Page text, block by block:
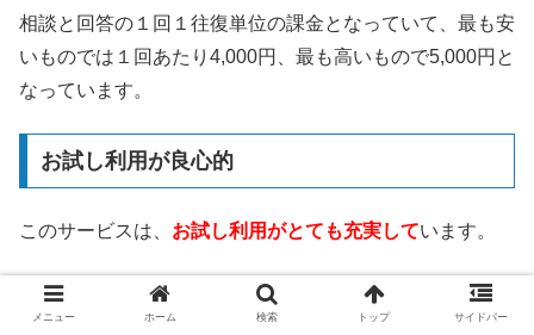
相談と回答の１回１往復単位の課金となっていて、最も安
いものでは１回あたり4,000円、最も高いもので5,000円と
なっています。
お試し利用が良心的
このサービスは、 お試し利用がとても充実しています。
3,000円分の無料相談ポイント
メニュー ホーム 検索 トップ サイドバー